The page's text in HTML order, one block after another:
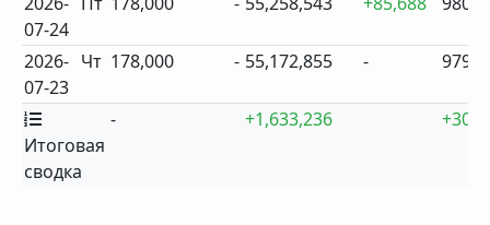
07-24
2026-
07-23
Чт 178,000 - 55,172,855 - 979
Итоговая
сводка
- +1,633,236 +30